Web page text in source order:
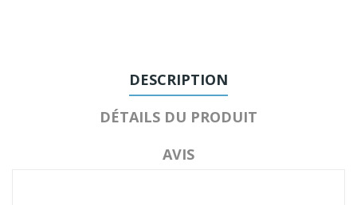
DESCRIPTION
DÉTAILS DU PRODUIT
AVIS